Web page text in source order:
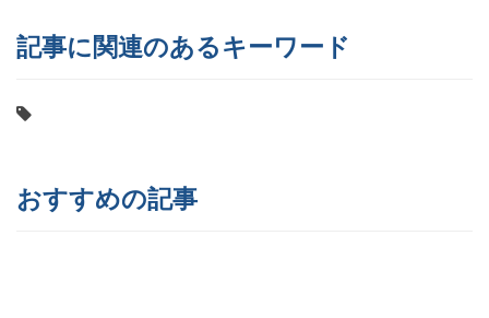
記事に関連のあるキーワード
おすすめの記事